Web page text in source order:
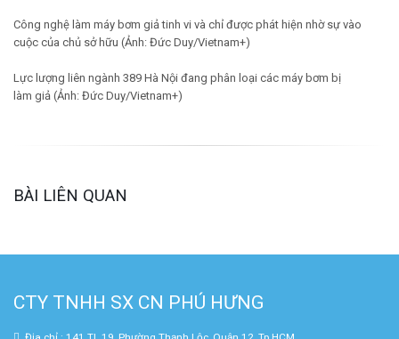
Công nghệ làm máy bơm giả tinh vi và chỉ được phát hiện nhờ sự vào
cuộc của chủ sở hữu (Ảnh: Đức Duy/Vietnam+)
Lực lượng liên ngành 389 Hà Nội đang phân loại các máy bơm bị
làm giả (Ảnh: Đức Duy/Vietnam+)
BÀI LIÊN QUAN
CTY TNHH SX CN PHÚ HƯNG